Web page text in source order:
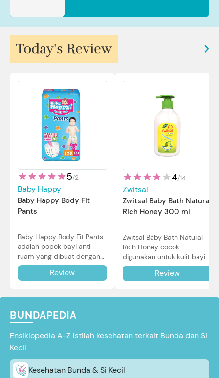
Today's Review
5/2
Baby Happy
Baby Happy Body Fit
Pants
Baby Happy Body Fit Pants
adalah popok bayi anti
ruam yang dibuat dengan
teknologi Air Through
Technology.Review
4/14
Zwitsal
Zwitsal Baby Bath Natural
Rich Honey 300 ml
Zwitsal Baby Bath Natural
Rich Honey cocok
digunakan untuk kulit bayi
baru lahir bahkan kulit
sensitif sekalipun. Simak
Review
BUNDAPEDIA
Ensiklopedia A-Z istilah kesehatan terkait Bunda dan Si
Kecil
Kesehatan Bunda & Si Kecil